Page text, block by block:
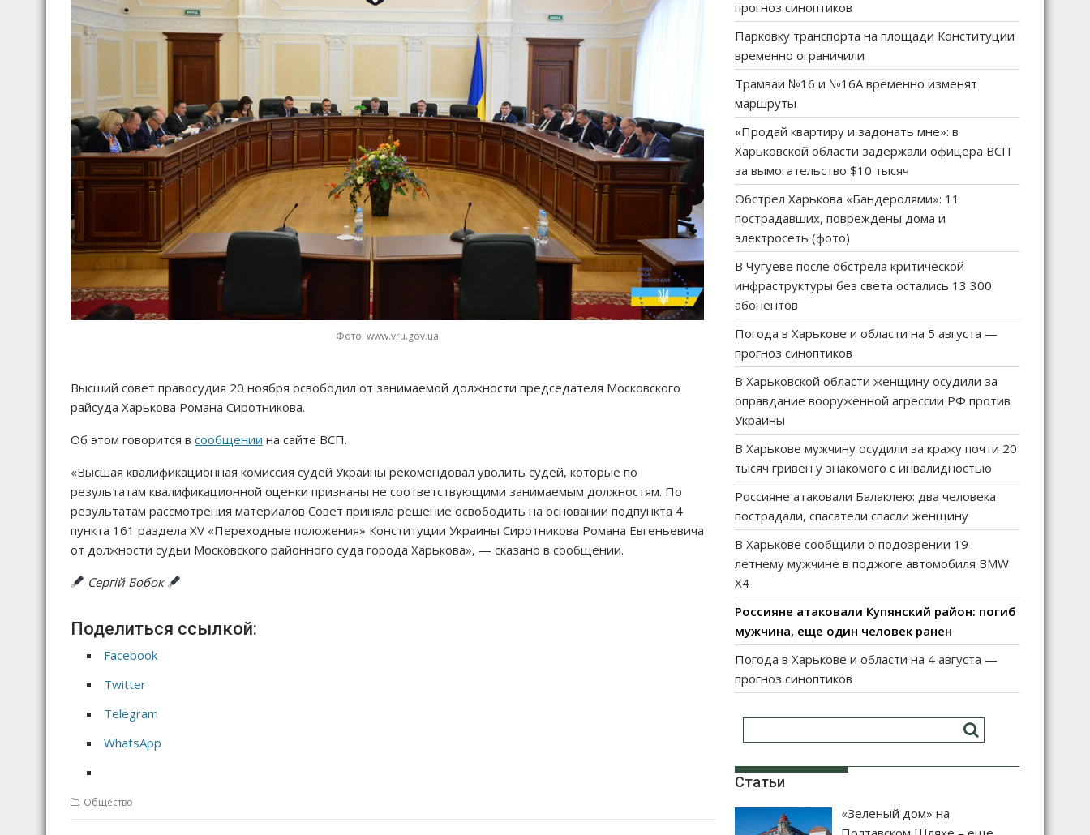
Фото: www.vru.gov.ua
Высший совет правосудия 20 ноября освободил от занимаемой должности председателя Московского
райсуда Харькова Романа Сиротникова.
Об этом говорится в сообщении на сайте ВСП.
«Высшая квалификационная комиссия судей Украины рекомендовал уволить судей, которые по
результатам квалификационной оценки признаны не соответствующими занимаемым должностям. По
результатам рассмотрения материалов Совет приняла решение освободить на основании подпункта 4
пункта 161 раздела XV «Переходные положения» Конституции Украины Сиротникова Романа Евгеньевича
от должности судьи Московского районного суда города Харькова», — сказано в сообщении.
Сергій Бобок
Поделиться ссылкой:
Facebook
Twitter
Telegram
WhatsApp
Общество
прогноз синоптиков
Парковку транспорта на площади Конституции
временно ограничили
Трамваи №16 и №16А временно изменят
маршруты
«Продай квартиру и задонать мне»: в
Харьковской области задержали офицера ВСП
за вымогательство $10 тысяч
Обстрел Харькова «Бандеролями»: 11
пострадавших, повреждены дома и
электросеть (фото)
В Чугуеве после обстрела критической
инфраструктуры без света остались 13 300
абонентов
Погода в Харькове и области на 5 августа —
прогноз синоптиков
В Харьковской области женщину осудили за
оправдание вооруженной агрессии РФ против
Украины
В Харькове мужчину осудили за кражу почти 20
тысяч гривен у знакомого с инвалидностью
Россияне атаковали Балаклею: два человека
пострадали, спасатели спасли женщину
В Харькове сообщили о подозрении 19-
летнему мужчине в поджоге автомобиля BMW
X4
Россияне атаковали Купянский район: погиб
мужчина, еще один человек ранен
Погода в Харькове и области на 4 августа —
прогноз синоптиков
Статьи
«Зеленый дом» на